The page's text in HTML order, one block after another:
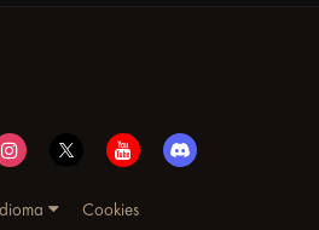
Cookies